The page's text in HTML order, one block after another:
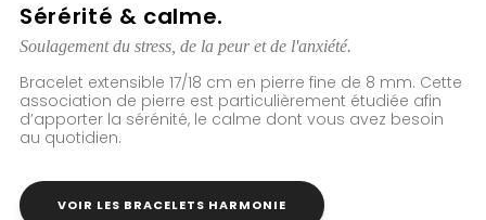
Sérérité & calme.
Soulagement du stress, de la peur et de l'anxiété.
Bracelet extensible 17/18 cm en pierre fine de 8 mm. Cette
association de pierre est particulièrement étudiée afin
d’apporter la sérénité, le calme dont vous avez besoin
au quotidien.
VOIR LES BRACELETS HARMONIE